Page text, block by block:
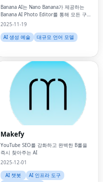
Banana AI는 Nano Banana가 제공하는
Banana AI Photo Editor를 통해 모든 구성
내에서 일관된 관점, 깊이 및 스토리텔링을
2025-11-19
AI 생성 예술
대규모 언어 모델
Makefy
YouTube SEO를 강화하고 완벽한 B롤을
즉시 찾아주는 AI
2025-12-01
AI 챗봇
AI 인프라 도구